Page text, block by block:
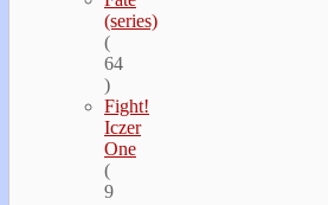
(series)
(
64
)
Fight!
Iczer
One
(
9